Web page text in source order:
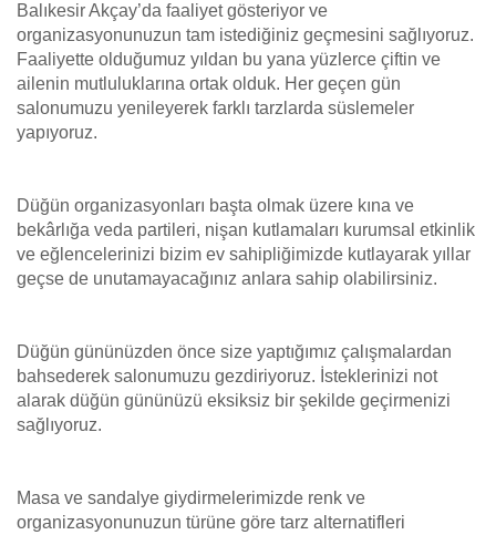
Balıkesir Akçay’da faaliyet gösteriyor ve
organizasyonunuzun tam istediğiniz geçmesini sağlıyoruz.
Faaliyette olduğumuz yıldan bu yana yüzlerce çiftin ve
ailenin mutluluklarına ortak olduk. Her geçen gün
salonumuzu yenileyerek farklı tarzlarda süslemeler
yapıyoruz.
Düğün organizasyonları başta olmak üzere kına ve
bekârlığa veda partileri, nişan kutlamaları kurumsal etkinlik
ve eğlencelerinizi bizim ev sahipliğimizde kutlayarak yıllar
geçse de unutamayacağınız anlara sahip olabilirsiniz.
Düğün gününüzden önce size yaptığımız çalışmalardan
bahsederek salonumuzu gezdiriyoruz. İsteklerinizi not
alarak düğün gününüzü eksiksiz bir şekilde geçirmenizi
sağlıyoruz.
Masa ve sandalye giydirmelerimizde renk ve
organizasyonunuzun türüne göre tarz alternatifleri